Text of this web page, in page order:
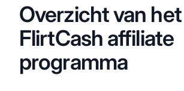
Overzicht van het
FlirtCash affiliate
programma